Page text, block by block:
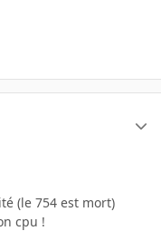
(le 754 est mort)
cpu !